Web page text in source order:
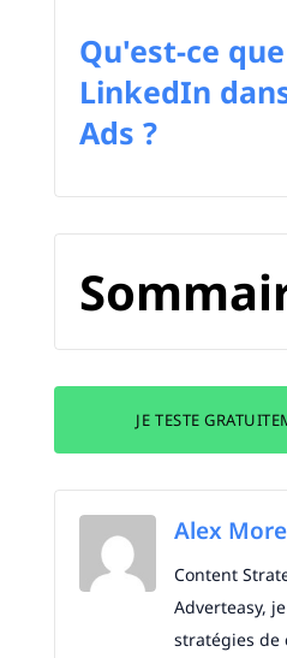
Qu'est-ce
LinkedIn
Ads ?
JE TESTE
Alex
Content
Adverteasy,
stratégies de